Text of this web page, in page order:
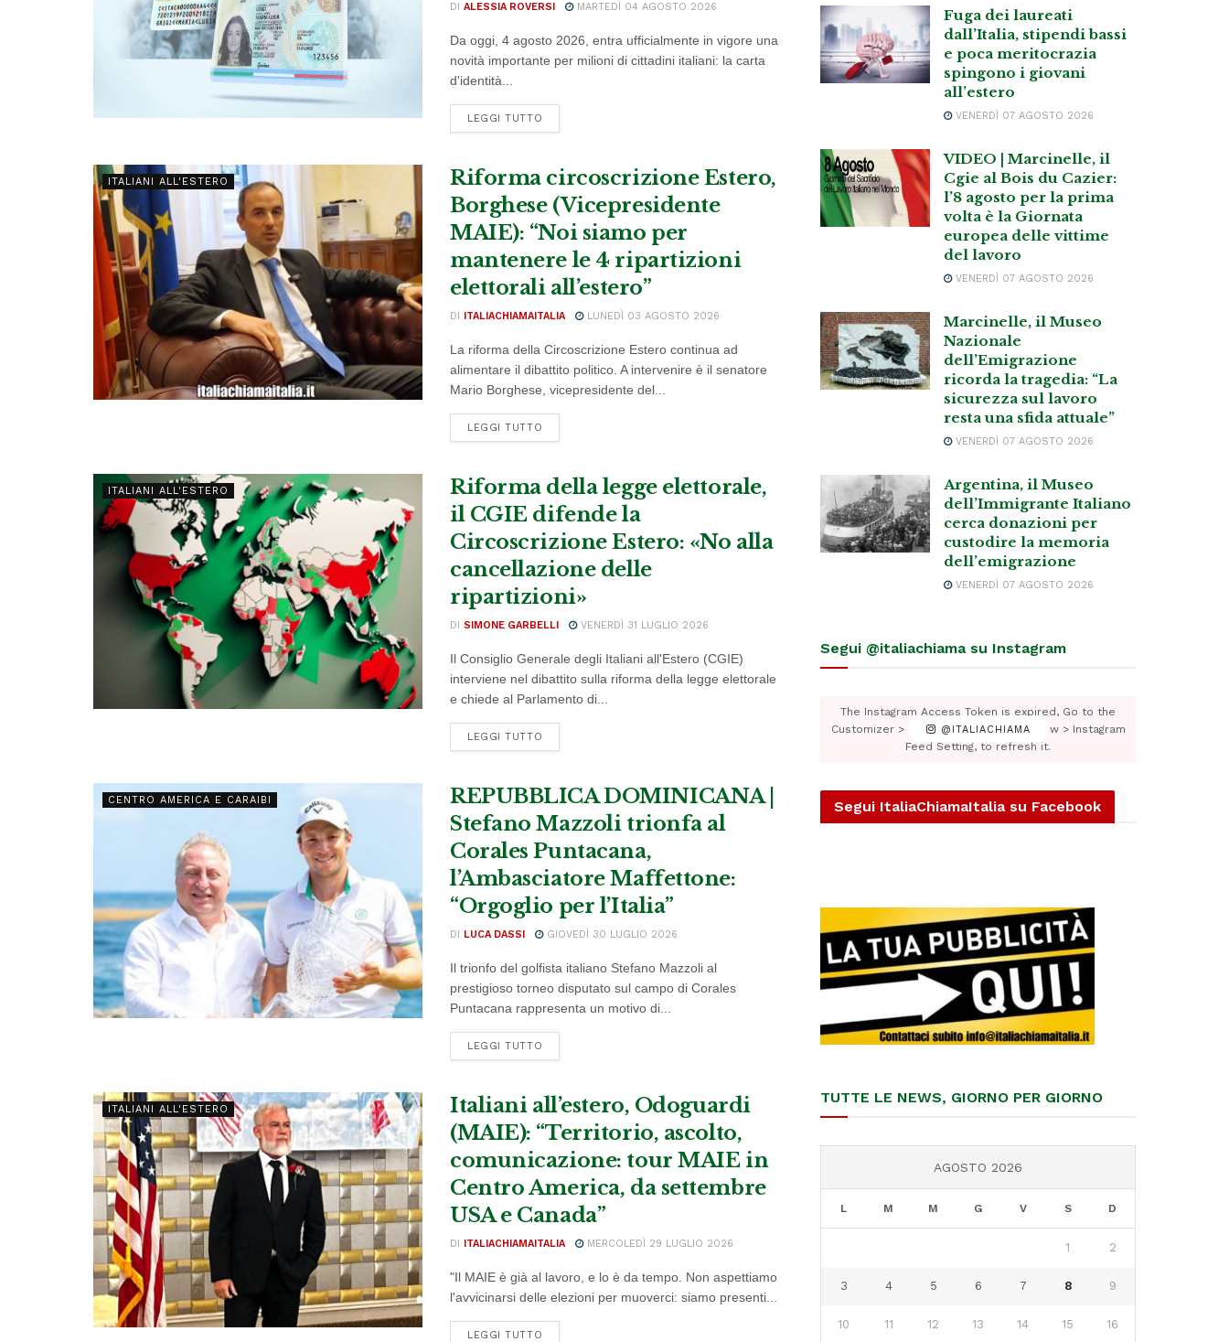
DI ALESSIA ROVERSI MARTEDÌ 04 AGOSTO 2026
Da oggi, 4 agosto 2026, entra ufficialmente in vigore una
novità importante per milioni di cittadini italiani: la carta
d'identità...
LEGGI TUTTO
ITALIANI ALL'ESTERO
Riforma circoscrizione Estero,
Borghese (Vicepresidente
MAIE): “Noi siamo per
mantenere le 4 ripartizioni
elettorali all’estero”
DI ITALIACHIAMAITALIA LUNEDÌ 03 AGOSTO 2026
La riforma della Circoscrizione Estero continua ad
alimentare il dibattito politico. A intervenire è il senatore
Mario Borghese, vicepresidente del...
LEGGI TUTTO
ITALIANI ALL'ESTERO
Riforma della legge elettorale,
il CGIE difende la
Circoscrizione Estero: «No alla
cancellazione delle
ripartizioni»
DI SIMONE GARBELLI VENERDÌ 31 LUGLIO 2026
Il Consiglio Generale degli Italiani all'Estero (CGIE)
interviene nel dibattito sulla riforma della legge elettorale
e chiede al Parlamento di...
LEGGI TUTTO
CENTRO AMERICA E CARAIBI
REPUBBLICA DOMINICANA |
Stefano Mazzoli trionfa al
Corales Puntacana,
l’Ambasciatore Maffettone:
“Orgoglio per l’Italia”
DI LUCA DASSI GIOVEDÌ 30 LUGLIO 2026
Il trionfo del golfista italiano Stefano Mazzoli al
prestigioso torneo disputato sul campo di Corales
Puntacana rappresenta un motivo di...
LEGGI TUTTO
ITALIANI ALL'ESTERO
Italiani all’estero, Odoguardi
(MAIE): “Territorio, ascolto,
comunicazione: tour MAIE in
Centro America, da settembre
USA e Canada”
DI ITALIACHIAMAITALIA MERCOLEDÌ 29 LUGLIO 2026
"Il MAIE è già al lavoro, e lo è da tempo. Non aspettiamo
l'avvicinarsi delle elezioni per muoverci: siamo presenti...
LEGGI TUTTO
Fuga dei laureati
dall’Italia, stipendi bassi
e poca meritocrazia
spingono i giovani
all’estero
VENERDÌ 07 AGOSTO 2026
VIDEO | Marcinelle, il
Cgie al Bois du Cazier:
l’8 agosto per la prima
volta è la Giornata
europea delle vittime
del lavoro
VENERDÌ 07 AGOSTO 2026
Marcinelle, il Museo
Nazionale
dell’Emigrazione
ricorda la tragedia: “La
sicurezza sul lavoro
resta una sfida attuale”
VENERDÌ 07 AGOSTO 2026
Argentina, il Museo
dell’Immigrante Italiano
cerca donazioni per
custodire la memoria
dell’emigrazione
VENERDÌ 07 AGOSTO 2026
Segui @italiachiama su Instagram
@ITALIACHIAMA
The Instagram Access Token is expired, Go to the
Customizer > JNews : Social, Like & View > Instagram
Feed Setting, to refresh it.
Segui ItaliaChiamaItalia su Facebook
TUTTE LE NEWS, GIORNO PER GIORNO
AGOSTO 2026
L M M G V S D
1 2
3 4 5 6 7 8 9
10 11 12 13 14 15 16